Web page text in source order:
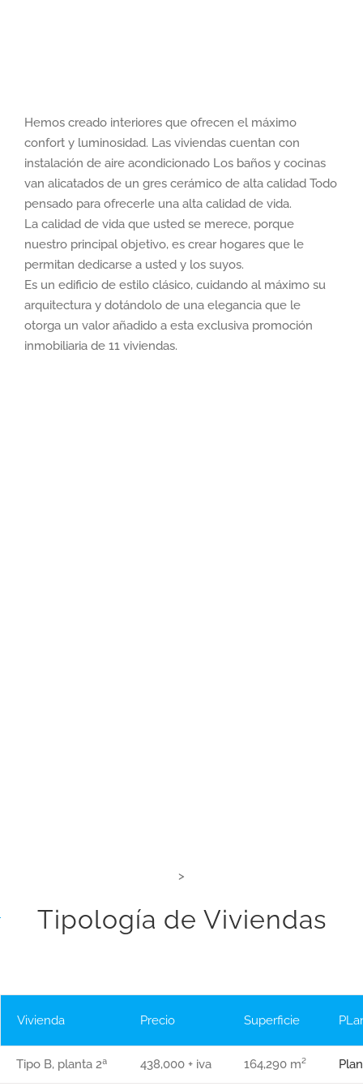
Hemos creado interiores que ofrecen el máximo
confort y luminosidad. Las viviendas cuentan con
instalación de aire acondicionado Los baños y cocinas
van alicatados de un gres cerámico de alta calidad Todo
pensado para ofrecerle una alta calidad de vida.
La calidad de vida que usted se merece, porque
nuestro principal objetivo, es crear hogares que le
permitan dedicarse a usted y los suyos.
Es un edificio de estilo clásico, cuidando al máximo su
arquitectura y dotándolo de una elegancia que le
otorga un valor añadido a esta exclusiva promoción
inmobiliaria de 11 viviendas.
>
Tipología de Viviendas
Vivienda Precio Superficie
Tipo B, planta 2ª 438,000 + iva 164,290 m²